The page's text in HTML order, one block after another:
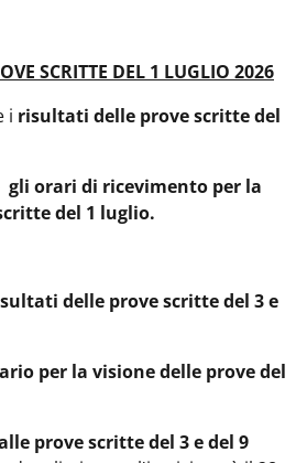
SCRITTE DEL 1 LUGLIO 2026
i risultati delle prove scritte del
gli orari di ricevimento per la
del 1 luglio.
delle prove scritte del 3 e
per la visione delle prove del
prove scritte del 3 e del 9